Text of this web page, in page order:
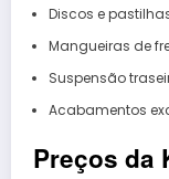
Discos e
Mangueiras de
Suspensão
Acabamentos
Preços da